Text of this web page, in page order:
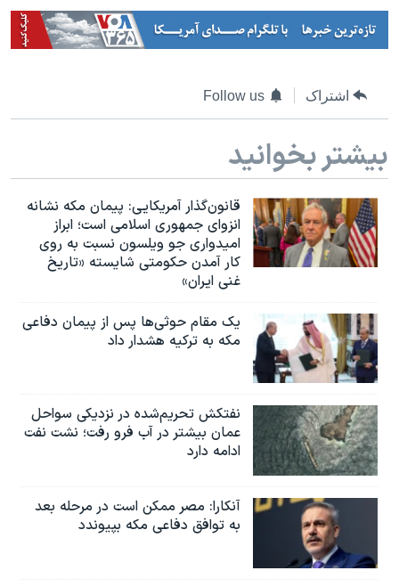
اشتراک Follow us
بیشتر بخوانید
قانون‌گذار آمریکایی: پیمان مکه نشانه
انزوای جمهوری اسلامی است؛ ابراز
امیدواری جو ویلسون نسبت به روی
کار آمدن حکومتی شایسته «تاریخ
غنی ایران»
یک مقام حوثی‌ها پس از پیمان دفاعی
مکه به ترکیه هشدار داد
نفتکش تحریم‌شده در نزدیکی سواحل
عمان بیشتر در آب فرو رفت؛ نشت نفت
ادامه دارد
آنکارا: مصر ممکن است در مرحله بعد
به توافق دفاعی مکه بپیوندد